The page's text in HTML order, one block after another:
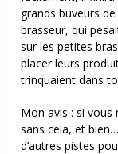
grands buveurs
brasseur, qui
sur les petites
placer leurs
trinquaient dans
Mon avis : si vous
sans cela, et
d’autres pistes